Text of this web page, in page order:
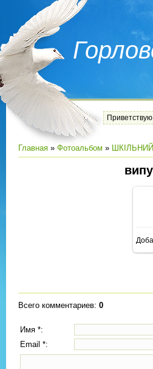
Главная » Фотоальбом »
Всего комментариев: 0
Имя *:
Email *: